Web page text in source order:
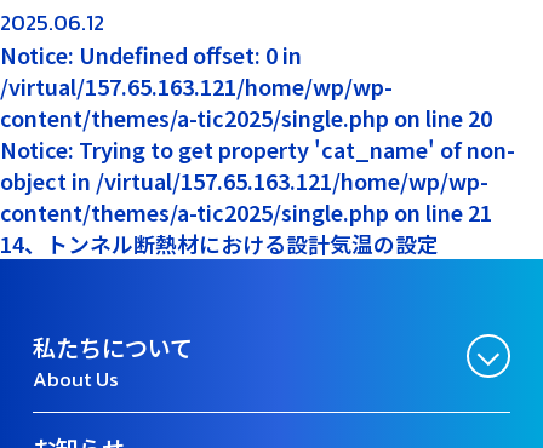
2025.06.12
Notice: Undefined offset: 0 in
/virtual/157.65.163.121/home/wp/wp-
content/themes/a-tic2025/single.php on line 20
Notice: Trying to get property 'cat_name' of non-
object in /virtual/157.65.163.121/home/wp/wp-
content/themes/a-tic2025/single.php on line 21
14、トンネル断熱材における設計気温の設定
私たちについて
About Us